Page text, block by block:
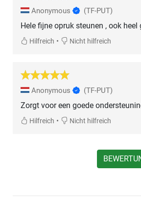
Anonymous (TF-PUT)
Hele fijne opruk steunen , ook
Hilfreich • Nicht hilfreich
Anonymous (TF-PUT)
Zorgt voor een goede
Hilfreich • Nicht hilfreich